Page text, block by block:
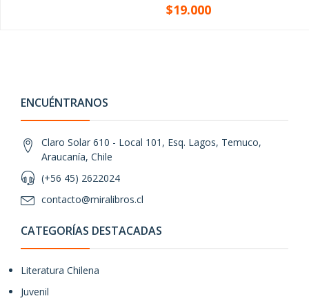
$19.000
ENCUÉNTRANOS
Claro Solar 610 - Local 101, Esq. Lagos, Temuco,
Araucanía, Chile
(+56 45) 2622024
contacto@miralibros.cl
CATEGORÍAS DESTACADAS
Literatura Chilena
Juvenil